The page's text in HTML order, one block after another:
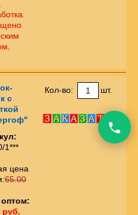
с
1***
цена
65.00
руб.
Кол-во: шт.